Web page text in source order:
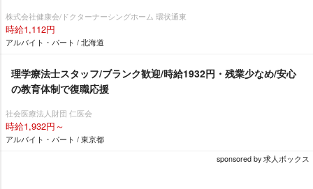
株式会社健康会/ドクターナーシングホーム 環状通東
時給1,112円
アルバイト・パート / 北海道
理学療法士スタッフ/ブランク歓迎/時給1932円・残業少なめ/安心
の教育体制で復職応援
社会医療法人財団 仁医会
時給1,932円～
アルバイト・パート / 東京都
sponsored by 求人ボックス